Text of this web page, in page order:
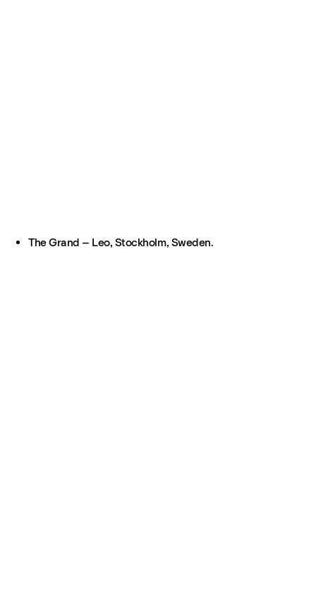
The Grand – Leo, Stockholm, Sweden.